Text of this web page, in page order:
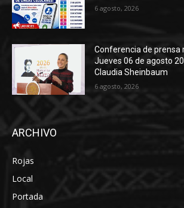
6 agosto, 2026
Conferencia de prensa
Jueves 06 de agosto
Claudia Sheinbaum
6 agosto, 2026
ARCHIVO
Rojas
Local
Portada